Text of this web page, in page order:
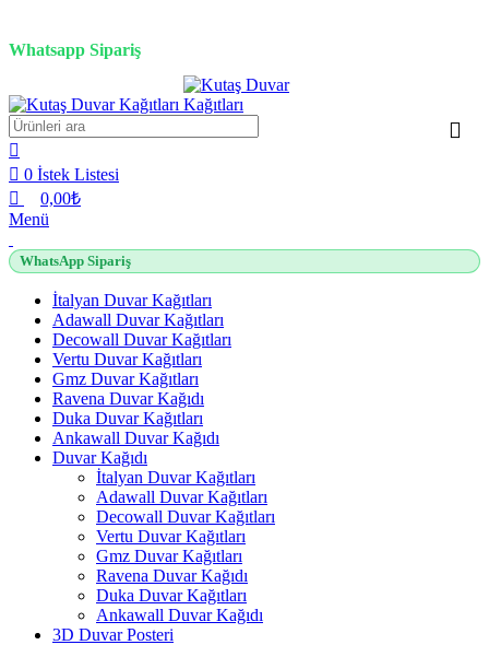
Whatsapp Sipariş
0 İstek Listesi
0,00₺
Menü
WhatsApp Sipariş
İtalyan Duvar Kağıtları
Adawall Duvar Kağıtları
Decowall Duvar Kağıtları
Vertu Duvar Kağıtları
Gmz Duvar Kağıtları
Ravena Duvar Kağıdı
Duka Duvar Kağıtları
Ankawall Duvar Kağıdı
Duvar Kağıdı
İtalyan Duvar Kağıtları
Adawall Duvar Kağıtları
Decowall Duvar Kağıtları
Vertu Duvar Kağıtları
Gmz Duvar Kağıtları
Ravena Duvar Kağıdı
Duka Duvar Kağıtları
Ankawall Duvar Kağıdı
3D Duvar Posteri